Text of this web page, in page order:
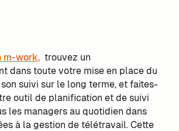
m-work, trouvez un
dans toute votre mise en place du
suivi sur le long terme, et faites-
outil de planification et de suivi
les managers au quotidien dans
à la gestion de télétravail. Cette